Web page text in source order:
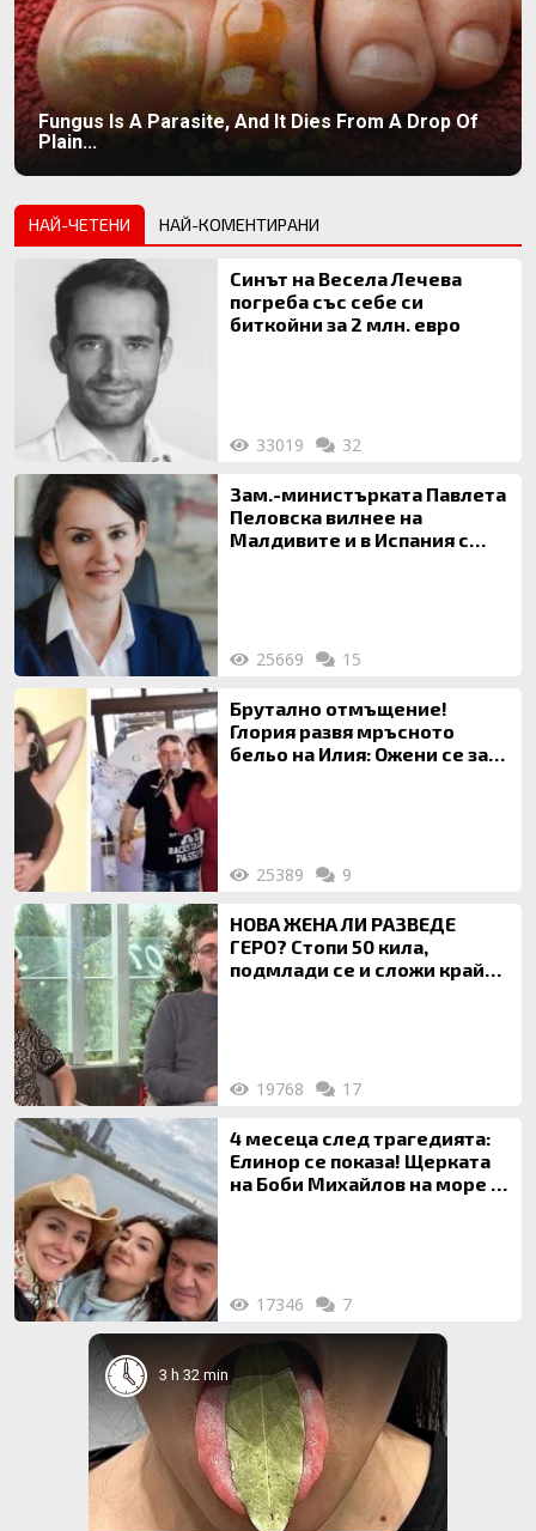
Fungus Is A Parasite, And It Dies From A Drop Of
Plain...
НАЙ-ЧЕТЕНИ НАЙ-КОМЕНТИРАНИ
Синът на Весела Лечева
погреба със себе си
биткойни за 2 млн. евро
33019 32
Зам.-министърката Павлета
Пеловска вилнее на
Малдивите и в Испания с
25669 15
Брутално отмъщение!
Глория развя мръсното
бельо на Илия: Ожени се за
25389 9
НОВА ЖЕНА ЛИ РАЗВЕДЕ
ГЕРО? Стопи 50 кила,
подмлади се и сложи край
19768 17
4 месеца след трагедията:
Елинор се показа! Щерката
на Боби Михайлов на море с
17346 7
3 h 32 min